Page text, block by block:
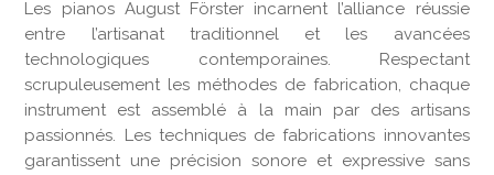
Les pianos August Förster incarnent l’alliance réussie
entre l’artisanat traditionnel et les avancées
technologiques contemporaines. Respectant
scrupuleusement les méthodes de fabrication, chaque
instrument est assemblé à la main par des artisans
passionnés. Les techniques de fabrications innovantes
garantissent une précision sonore et expressive sans